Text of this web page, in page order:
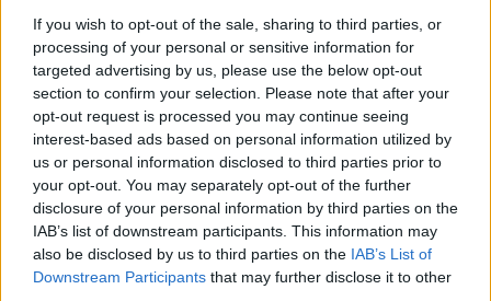
If you wish to opt-out of the sale, sharing to third parties, or
processing of your personal or sensitive information for
targeted advertising by us, please use the below opt-out
section to confirm your selection. Please note that after your
opt-out request is processed you may continue seeing
interest-based ads based on personal information utilized by
us or personal information disclosed to third parties prior to
your opt-out. You may separately opt-out of the further
disclosure of your personal information by third parties on the
IAB’s list of downstream participants. This information may
also be disclosed by us to third parties on the IAB’s List of
Downstream Participants that may further disclose it to other
Μάντσεστερ Γιουνάιτεντ
Μάντσεστερ Σίτι
Λίβερπουλ
Τσέλσι
Άρσεναλ